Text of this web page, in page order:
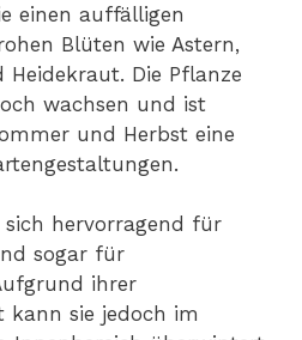
einen auffälligen
Blüten wie Astern,
Die Pflanze
wachsen und ist
und Herbst eine
sich hervorragend für
sogar für
ihrer
kann sie jedoch im